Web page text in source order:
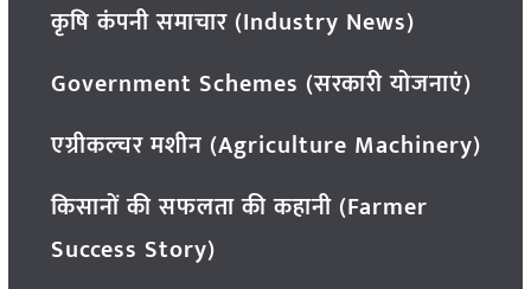
कृषि कंपनी समाचार (Industry News)
Government Schemes (सरकारी योजनाएं)
एग्रीकल्चर मशीन (Agriculture Machinery)
किसानों की सफलता की कहानी (Farmer
Success Story)